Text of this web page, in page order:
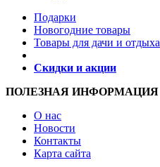
Подарки
Новогодние товары
Товары для дачи и отдыха
Скидки и акции
ПОЛЕЗНАЯ ИНФОРМАЦИЯ
О нас
Новости
Контакты
Карта сайта